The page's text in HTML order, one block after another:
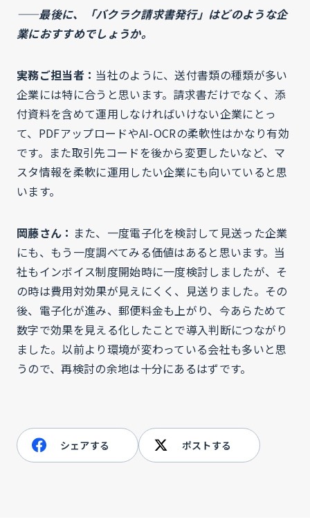
——最後に、「バクラク請求書発行」はどのような企
業におすすめでしょうか。
実務ご担当者： 当社のように、送付書類の種類が多い
企業には特に合うと思います。請求書だけでなく、添
付資料を含めて運用しなければいけない企業にとっ
て、PDFアップロードやAI-OCRの柔軟性はかなり有効
です。また取引先コードを後から変更したいなど、マ
スタ情報を柔軟に運用したい企業にも向いていると思
います。
岡藤さん： また、一度電子化を検討して見送った企業
にも、もう一度調べてみる価値はあると思います。当
社もインボイス制度開始時に一度検討しましたが、そ
の時は費用対効果が見えにくく、見送りました。その
後、電子化が進み、郵便料金も上がり、今あらためて
数字で効果を見える化したことで導入判断につながり
ました。以前より環境が変わっている会社も多いと思
うので、再検討の余地は十分にあるはずです。
シェアする ポストする